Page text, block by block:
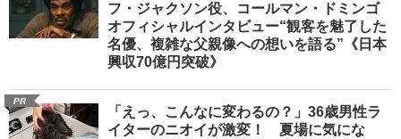
フ・ジャクソン役、コールマン・ドミンゴ
オフィシャルインタビュー“観客を魅了した
名優、複雑な父親像への想いを語る”《日本
興収70億円突破》
PR
「えっ、こんなに変わるの？」36歳男性ラ
イターのニオイが激変！ 夏場に気にな